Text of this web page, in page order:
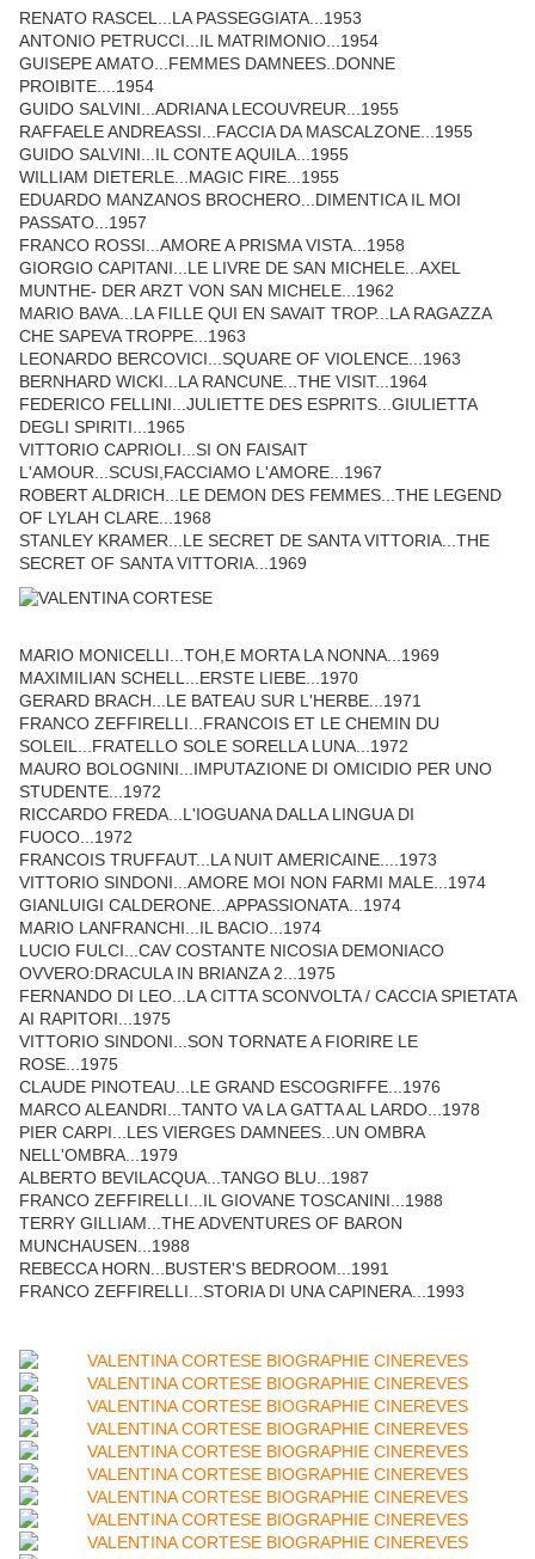
RENATO RASCEL...LA PASSEGGIATA...1953
ANTONIO PETRUCCI...IL MATRIMONIO...1954
GUISEPE AMATO...FEMMES DAMNEES..DONNE
PROIBITE....1954
GUIDO SALVINI...ADRIANA LECOUVREUR...1955
RAFFAELE ANDREASSI...FACCIA DA MASCALZONE...1955
GUIDO SALVINI...IL CONTE AQUILA...1955
WILLIAM DIETERLE...MAGIC FIRE...1955
EDUARDO MANZANOS BROCHERO...DIMENTICA IL MOI
PASSATO...1957
FRANCO ROSSI...AMORE A PRISMA VISTA...1958
GIORGIO CAPITANI...LE LIVRE DE SAN MICHELE...AXEL
MUNTHE- DER ARZT VON SAN MICHELE...1962
MARIO BAVA...LA FILLE QUI EN SAVAIT TROP...LA RAGAZZA
CHE SAPEVA TROPPE...1963
LEONARDO BERCOVICI...SQUARE OF VIOLENCE...1963
BERNHARD WICKI...LA RANCUNE...THE VISIT...1964
FEDERICO FELLINI...JULIETTE DES ESPRITS...GIULIETTA
DEGLI SPIRITI...1965
VITTORIO CAPRIOLI...SI ON FAISAIT
L'AMOUR...SCUSI,FACCIAMO L'AMORE...1967
ROBERT ALDRICH...LE DEMON DES FEMMES...THE LEGEND
OF LYLAH CLARE...1968
STANLEY KRAMER...LE SECRET DE SANTA VITTORIA...THE
SECRET OF SANTA VITTORIA...1969
MARIO MONICELLI...TOH,E MORTA LA NONNA...1969
MAXIMILIAN SCHELL...ERSTE LIEBE...1970
GERARD BRACH...LE BATEAU SUR L'HERBE...1971
FRANCO ZEFFIRELLI...FRANCOIS ET LE CHEMIN DU
SOLEIL...FRATELLO SOLE SORELLA LUNA...1972
MAURO BOLOGNINI...IMPUTAZIONE DI OMICIDIO PER UNO
STUDENTE...1972
RICCARDO FREDA...L'IOGUANA DALLA LINGUA DI
FUOCO...1972
FRANCOIS TRUFFAUT...LA NUIT AMERICAINE....1973
VITTORIO SINDONI...AMORE MOI NON FARMI MALE...1974
GIANLUIGI CALDERONE...APPASSIONATA...1974
MARIO LANFRANCHI...IL BACIO...1974
LUCIO FULCI...CAV COSTANTE NICOSIA DEMONIACO
OVVERO:DRACULA IN BRIANZA 2...1975
FERNANDO DI LEO...LA CITTA SCONVOLTA / CACCIA SPIETATA
AI RAPITORI...1975
VITTORIO SINDONI...SON TORNATE A FIORIRE LE
ROSE...1975
CLAUDE PINOTEAU...LE GRAND ESCOGRIFFE...1976
MARCO ALEANDRI...TANTO VA LA GATTA AL LARDO...1978
PIER CARPI...LES VIERGES DAMNEES...UN OMBRA
NELL'OMBRA...1979
ALBERTO BEVILACQUA...TANGO BLU...1987
FRANCO ZEFFIRELLI...IL GIOVANE TOSCANINI...1988
TERRY GILLIAM...THE ADVENTURES OF BARON
MUNCHAUSEN...1988
REBECCA HORN...BUSTER'S BEDROOM...1991
FRANCO ZEFFIRELLI...STORIA DI UNA CAPINERA...1993